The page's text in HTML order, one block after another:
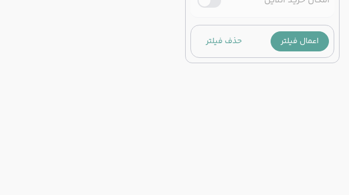
اعمال فیلتر حذف فیلتر